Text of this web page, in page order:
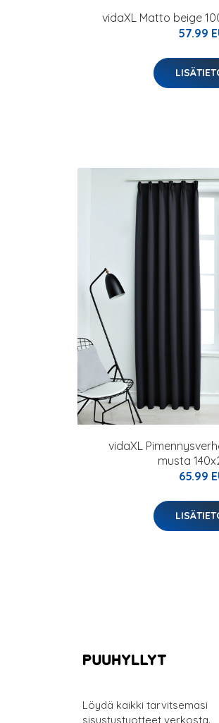
vidaXL Matto beige
57.99
vidaXL
musta
65.99
Löydä kaikki tarvitsemasi
sisustustuotteet verkosta.